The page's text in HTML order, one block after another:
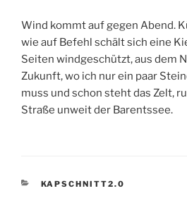
Wind kommt auf gegen Abend.
wie auf Befehl schält sich eine
Seiten windgeschützt, aus dem
Zukunft, wo ich nur ein paar
muss und schon steht das Zelt,
Straße unweit der Barentssee.
KATEGORIEN
KAPSCHNITT2.0